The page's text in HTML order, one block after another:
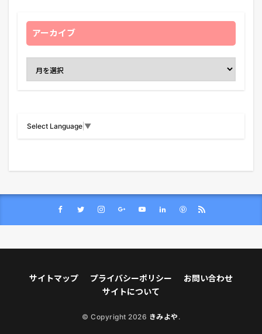
アーカイブ
Select Language ▼
サイトマップ プライバシーポリシー
お問い合わせ
サイトについて
© Copyright 2026 きみよや .